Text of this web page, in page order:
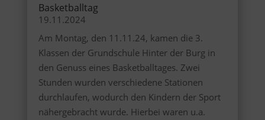
Basketballtag
19.11.2024
Am Montag, den 11.11.24, kamen die 3.
Klassen der Grundschule Hinter der Burg in
den Genuss eines Basketballtages. Zwei
Stunden wurden verschiedene Stationen
durchlaufen, wodurch den Kindern der Sport
nähergebracht wurde. Hierbei waren u.a.